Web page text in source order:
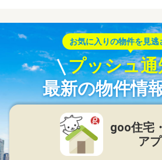
お気に入りの物件を見逃
プッシュ通
最新の物件情
goo住宅
ア